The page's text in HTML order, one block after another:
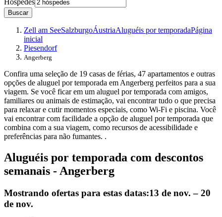
Hóspedes
Buscar
Zell am SeeSalzburgoÁustriaAluguéis por temporadaPágina
inicial
Piesendorf
Angerberg
Confira uma seleção de 19 casas de férias, 47 apartamentos e outras
opções de aluguel por temporada em Angerberg perfeitos para a sua
viagem. Se você ficar em um aluguel por temporada com amigos,
familiares ou animais de estimação, vai encontrar tudo o que precisa
para relaxar e cutir momentos especiais, como Wi-Fi e piscina. Você
vai encontrar com facilidade a opção de aluguel por temporada que
combina com a sua viagem, como recursos de acessibilidade e
preferências para não fumantes. .
Aluguéis por temporada com descontos
semanais - Angerberg
Mostrando ofertas para estas datas:13 de nov. – 20
de nov.